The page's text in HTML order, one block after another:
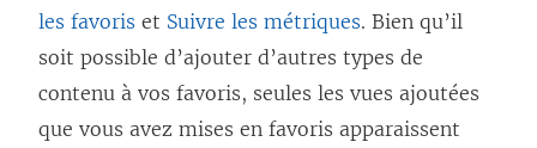
o
u
v
e
les favoris et Suivre les métriques. Bien qu’il
soit possible d’ajouter d’autres types de
contenu à vos favoris, seules les vues ajoutées
que vous avez mises en favoris apparaissent